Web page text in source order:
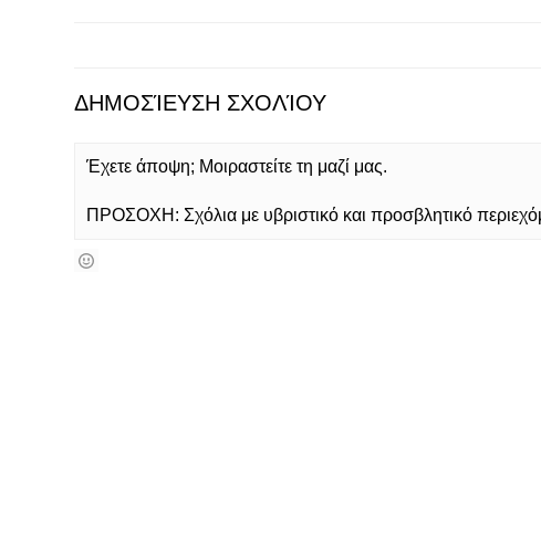
ΔΗΜΟΣΊΕΥΣΗ ΣΧΟΛΊΟΥ
Έχετε άποψη; Μοιραστείτε τη μαζί μας.
ΠΡΟΣΟΧΗ: Σχόλια με υβριστικό και προσβλητικό